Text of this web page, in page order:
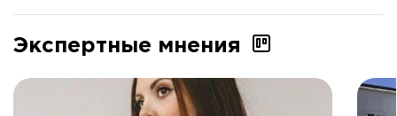
Экспертные мнения